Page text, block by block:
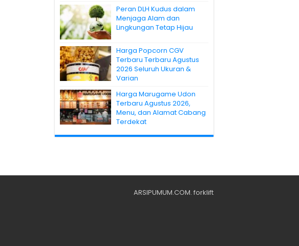
Peran DLH Kudus dalam
Menjaga Alam dan
Lingkungan Tetap Hijau
Harga Popcorn CGV
Terbaru Terbaru Agustus
2026 Seluruh Ukuran &
Varian
Harga Marugame Udon
Terbaru Agustus 2026,
Menu, dan Alamat Cabang
Terdekat
ARSIPUMUM.COM. forklift